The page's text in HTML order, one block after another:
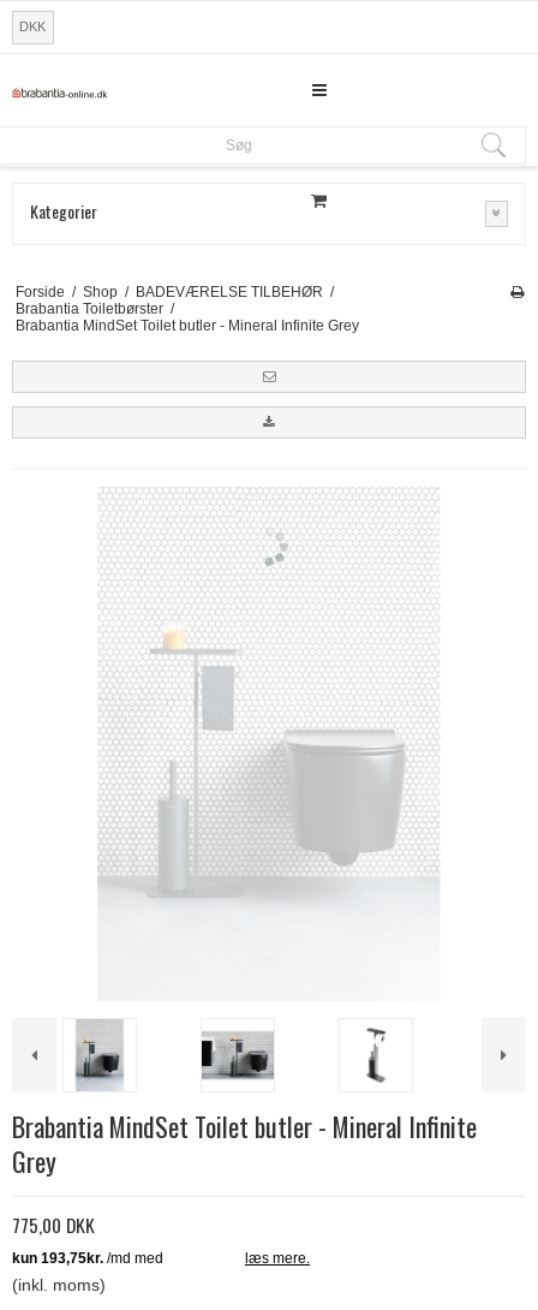
DKK
Søg
Kategorier
Forside / Shop / BADEVÆRELSE TILBEHØR /
Brabantia Toiletbørster /
Brabantia MindSet Toilet butler - Mineral Infinite Grey
Brabantia MindSet Toilet butler - Mineral Infinite
Grey
775,00 DKK
(inkl. moms)